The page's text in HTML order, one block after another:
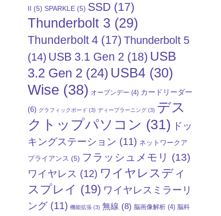
II (5) SPARKLE (5) SSD (17)
Thunderbolt 3 (29)
Thunderbolt 4 (17) Thunderbolt 5
(14) USB 3.1 Gen 2 (18) USB
3.2 Gen 2 (24) USB4 (30)
Wise (38) オープンデー (4) カードリーダー
(6) グラフィックボード (3) ディープラーニング (3) デス
クトップパソコン (31) ドッ
キングステーション (11) ネットワークア
プライアンス (5) フラッシュメモリ (13)
ワイヤレス (12) ワイヤレスディ
スプレイ (19) ワイヤレスミラーリ
ング(11) 機能拡張 (3) 無線 (8) 脳画像解析 (4) 脳科